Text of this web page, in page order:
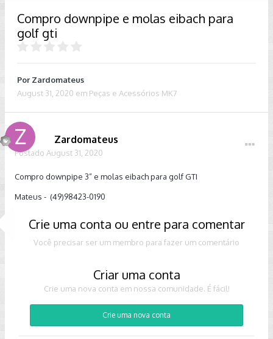
Compro downpipe e molas eibach para
golf gti
Por Zardomateus
August 31, 2020 em Peças e Acessórios MK7
Zardomateus
Postado August 31, 2020
Compro downpipe 3” e molas eibach para golf GTI
Mateus - (49)98423-0190
Crie uma conta ou entre para comentar
Você precisar ser um membro para fazer um comentário
Criar uma conta
Crie uma nova conta em nossa comunidade. É fácil!
Crie uma nova conta